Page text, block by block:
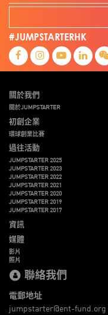
#JUMPSTARTERHK
關於我們
關於JUMPSTARTER
初創企業
環球創業比賽
過往活動
JUMPSTARTER 2025
JUMPSTARTER 2023
JUMPSTARTER 2022
JUMPSTARTER 2021
JUMPSTARTER 2020
JUMPSTARTER 2019
JUMPSTARTER 2017
資訊
媒體
影片
照片
聯絡我們
電郵地址
jumpstarter@ent-fund.org